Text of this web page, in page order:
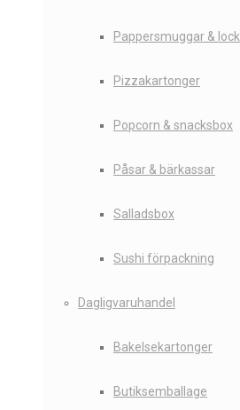
Pappersmuggar & lock
Pizzakartonger
Popcorn & snacksbox
Påsar & bärkassar
Salladsbox
Sushi förpackning
Dagligvaruhandel
Bakelsekartonger
Butiksemballage